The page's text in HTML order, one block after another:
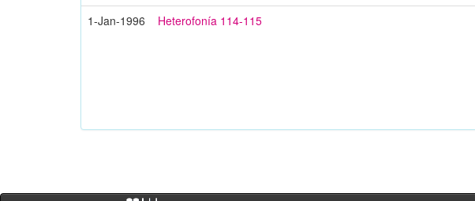
1-Jan-1996
Heterofonía 114-115